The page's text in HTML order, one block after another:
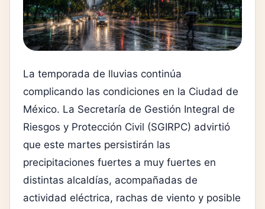
La temporada de lluvias continúa
complicando las condiciones en la Ciudad de
México. La Secretaría de Gestión Integral de
Riesgos y Protección Civil (SGIRPC) advirtió
que este martes persistirán las
precipitaciones fuertes a muy fuertes en
distintas alcaldías, acompañadas de
actividad eléctrica, rachas de viento y posible